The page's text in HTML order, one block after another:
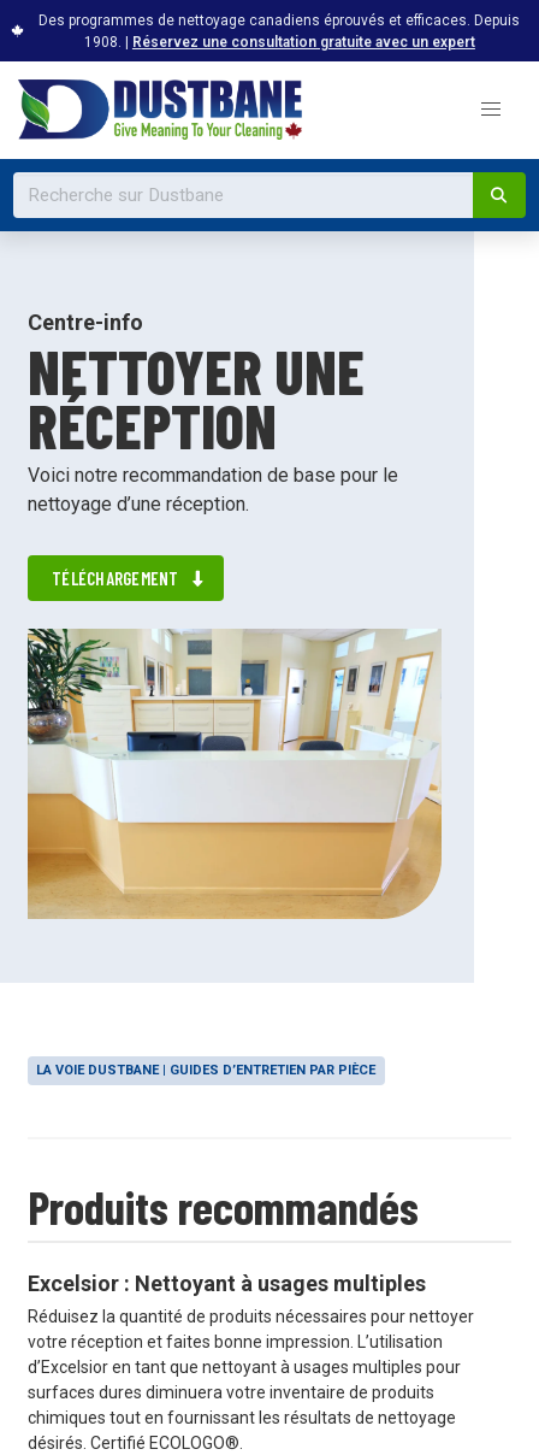
Des programmes de nettoyage canadiens éprouvés et efficaces. Depuis
1908. | Réservez une consultation gratuite avec un expert
Centre-info
NETTOYER UNE
RÉCEPTION
Voici notre recommandation de base pour le
nettoyage d’une réception.
TÉLÉCHARGEMENT
LA VOIE DUSTBANE | GUIDES D’ENTRETIEN PAR PIÈCE
Produits recommandés
Excelsior : Nettoyant à usages multiples
Réduisez la quantité de produits nécessaires pour nettoyer
votre réception et faites bonne impression. L’utilisation
d’Excelsior en tant que nettoyant à usages multiples pour
surfaces dures diminuera votre inventaire de produits
chimiques tout en fournissant les résultats de nettoyage
désirés. Certifié ECOLOGO®.